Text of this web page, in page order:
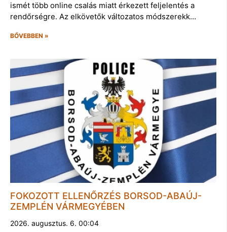
ismét több online csalás miatt érkezett feljelentés a
rendőrségre. Az elkövetők változatos módszerekk…
BŐVEBBEN »
FOKOZOTT ELLENŐRZÉS BORSOD-ABAÚJ-
ZEMPLÉN VÁRMEGYÉBEN
2026. augusztus. 6. 00:04